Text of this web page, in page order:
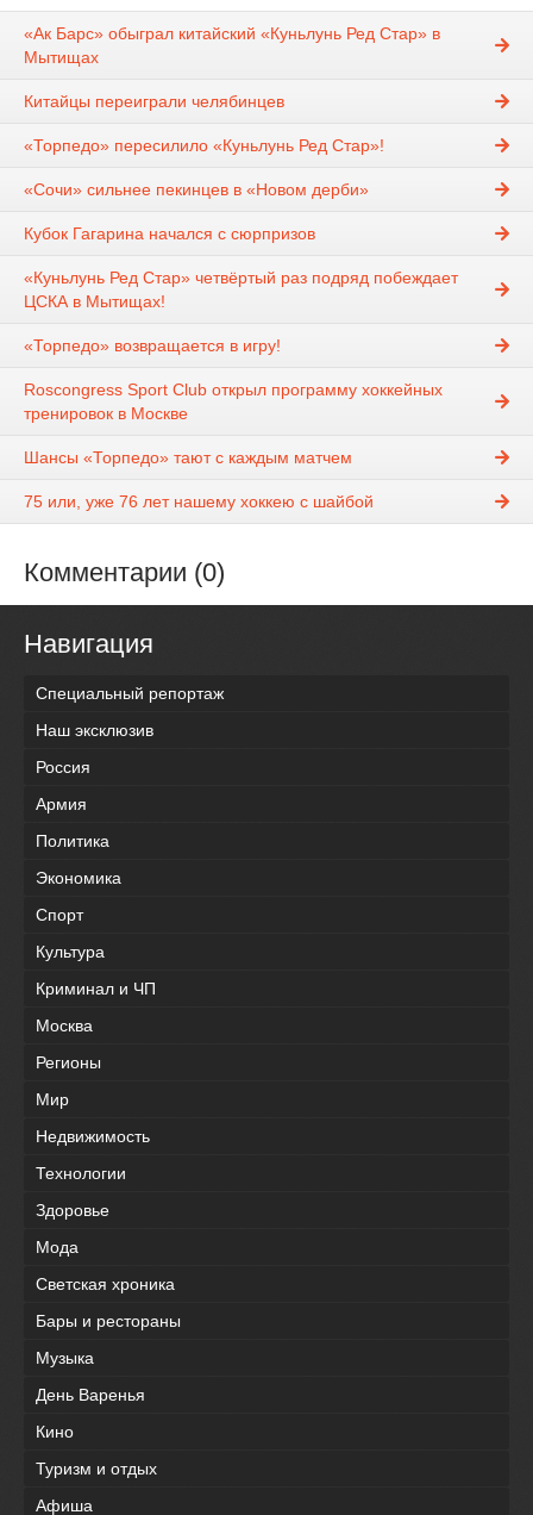
«Ак Барс» обыграл китайский «Куньлунь Ред Стар» в
Мытищах
Китайцы переиграли челябинцев
«Торпедо» пересилило «Куньлунь Ред Стар»!
«Сочи» сильнее пекинцев в «Новом дерби»
Кубок Гагарина начался с сюрпризов
«Куньлунь Ред Стар» четвёртый раз подряд побеждает
ЦСКА в Мытищах!
«Торпедо» возвращается в игру!
Roscongress Sport Club открыл программу хоккейных
тренировок в Москве
Шансы «Торпедо» тают с каждым матчем
75 или, уже 76 лет нашему хоккею с шайбой
Комментарии (0)
Навигация
Специальный репортаж
Наш эксклюзив
Россия
Армия
Политика
Экономика
Спорт
Культура
Криминал и ЧП
Москва
Регионы
Мир
Недвижимость
Технологии
Здоровье
Мода
Светская хроника
Бары и рестораны
Музыка
День Варенья
Кино
Туризм и отдых
Афиша